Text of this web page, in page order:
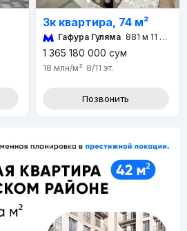
3к квартира, 74 м²
Гафура Гуляма 881 м 11 мин
1 365 180 000 сум
18 млн/м² 8/11 эт.
Позвонить